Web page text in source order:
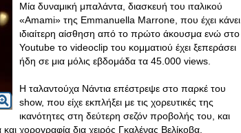
Μία δυναμική μπαλάντα, διασκευή του ιταλικού
«Amami» της Εmmanuella Marrone, που έχει κάνει
ιδιαίτερη αίσθηση από το πρώτο άκουσμα ενώ στο
Youtube το videoclip του κομματιού έχει ξεπεράσει
ήδη σε μια μόλις εβδομάδα τα 45.000 views.
Η ταλαντούχα Νάντια επέστρεψε στο παρκέ του
show, που είχε εκπλήξει με τις χορευτικές της
ικανότητες στη δεύτερη σεζόν προβολής του, και
χορογραφία δια χειρός Γκαλένας Βελίκοβα.